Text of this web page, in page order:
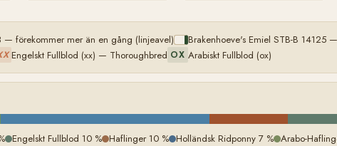
— förekommer mer än en gång (linjeavel)
Brakenhoeve's Emiel STB-B 14125
Engelskt Fullblod (xx) — Thoroughbred OX Arabiskt Fullblod (ox)
Engelskt Fullblod 10 % Haflinger 10 % Holländsk Ridponny 7 % Arabo-